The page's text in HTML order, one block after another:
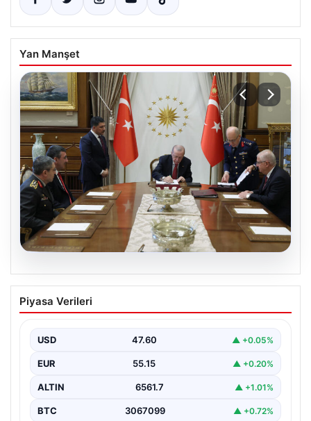
Yan Manşet
05.08.2026
Türk Hava Kuvvetleri’nin İlk Kadın
Paşası Özlem Karapınar Oldu
kez kadınlardan oluşan yüksek rütbeli…
Piyasa Verileri
USD 47.60 ▲ +0.05%
EUR 55.15 ▲ +0.20%
ALTIN 6561.7 ▲ +1.01%
BTC 3067099 ▲ +0.72%